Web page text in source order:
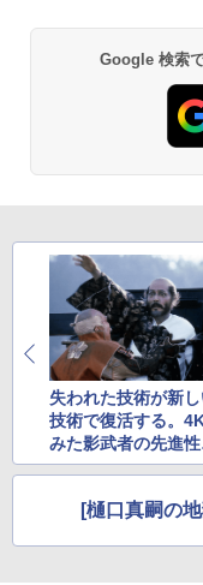
Google 検索
失われた技術が新
技術で復活する。
みた影武者の先進性
編集こそ命
[樋口真嗣の